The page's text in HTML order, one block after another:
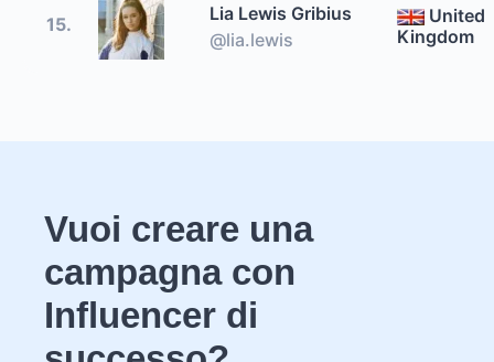
15.
Lia Lewis Gribius
@lia.lewis
United
Kingdom
Vuoi creare una
campagna con
Influencer di